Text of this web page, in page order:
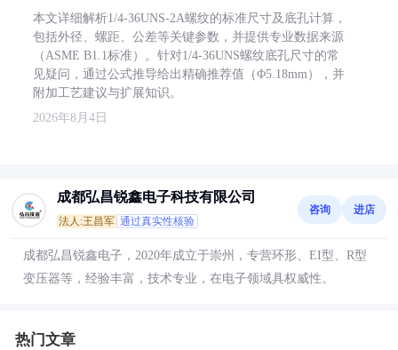
本文详细解析1/4-36UNS-2A螺纹的标准尺寸及底孔计算，
包括外径、螺距、公差等关键参数，并提供专业数据来源
（ASME B1.1标准）。针对1/4-36UNS螺纹底孔尺寸的常
见疑问，通过公式推导给出精确推荐值（Φ5.18mm），并
附加工艺建议与扩展知识。
2026年8月4日
成都弘昌锐鑫电子科技有限公司
法人:王昌军 通过真实性核验
咨询 进店
成都弘昌锐鑫电子，2020年成立于崇州，专营环形、EI型、R型
变压器等，经验丰富，技术专业，在电子领域具权威性。
热门文章